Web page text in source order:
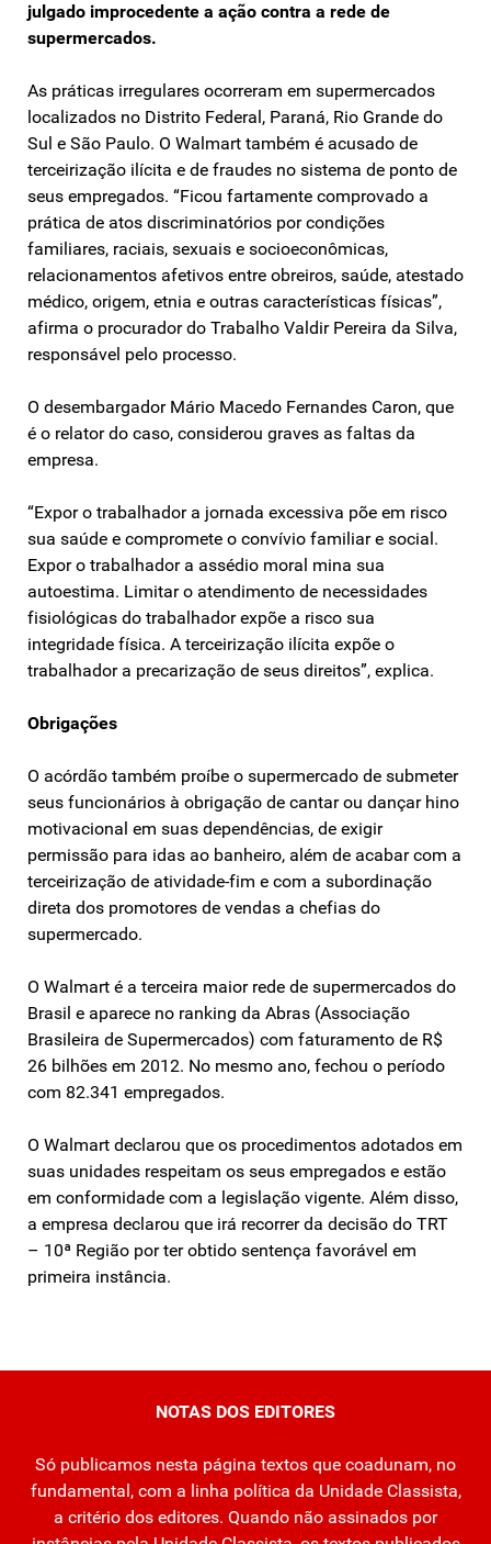
julgado improcedente a ação contra a rede de
supermercados.
As práticas irregulares ocorreram em supermercados
localizados no Distrito Federal, Paraná, Rio Grande do
Sul e São Paulo. O Walmart também é acusado de
terceirização ilícita e de fraudes no sistema de ponto de
seus empregados. “Ficou fartamente comprovado a
prática de atos discriminatórios por condições
familiares, raciais, sexuais e socioeconômicas,
relacionamentos afetivos entre obreiros, saúde, atestado
médico, origem, etnia e outras características físicas”,
afirma o procurador do Trabalho Valdir Pereira da Silva,
responsável pelo processo.
O desembargador Mário Macedo Fernandes Caron, que
é o relator do caso, considerou graves as faltas da
empresa.
“Expor o trabalhador a jornada excessiva põe em risco
sua saúde e compromete o convívio familiar e social.
Expor o trabalhador a assédio moral mina sua
autoestima. Limitar o atendimento de necessidades
fisiológicas do trabalhador expõe a risco sua
integridade física. A terceirização ilícita expõe o
trabalhador a precarização de seus direitos”, explica.
Obrigações
O acórdão também proíbe o supermercado de submeter
seus funcionários à obrigação de cantar ou dançar hino
motivacional em suas dependências, de exigir
permissão para idas ao banheiro, além de acabar com a
terceirização de atividade-fim e com a subordinação
direta dos promotores de vendas a chefias do
supermercado.
O Walmart é a terceira maior rede de supermercados do
Brasil e aparece no ranking da Abras (Associação
Brasileira de Supermercados) com faturamento de R$
26 bilhões em 2012. No mesmo ano, fechou o período
com 82.341 empregados.
O Walmart declarou que os procedimentos adotados em
suas unidades respeitam os seus empregados e estão
em conformidade com a legislação vigente. Além disso,
a empresa declarou que irá recorrer da decisão do TRT
– 10ª Região por ter obtido sentença favorável em
primeira instância.
NOTAS DOS EDITORES
Só publicamos nesta página textos que coadunam, no
fundamental, com a linha política da Unidade Classista,
a critério dos editores. Quando não assinados por